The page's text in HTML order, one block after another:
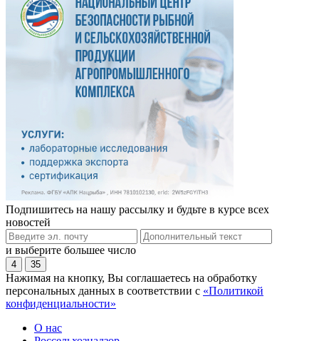
Подпишитесь на нашу рассылку и будьте в курсе всех
новостей
и выберите большее число
4 35
Нажимая на кнопку, Вы соглашаетесь на обработку
персональных данных в соответствии с «Политикой
конфиденциальности»
О нас